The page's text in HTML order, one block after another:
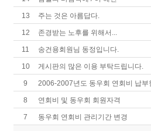
13 주는 것은 아름답다.
12 존경받는 노후를 위해서...
11 송건용회원님 동정입니다.
10 게시판의 많은 이용 부탁드립니다.
9 2006-2007년도 동우회 연회비 납부
8 연회비 및 동우회 회원자격
7 동우회 연회비 관리기간 변경